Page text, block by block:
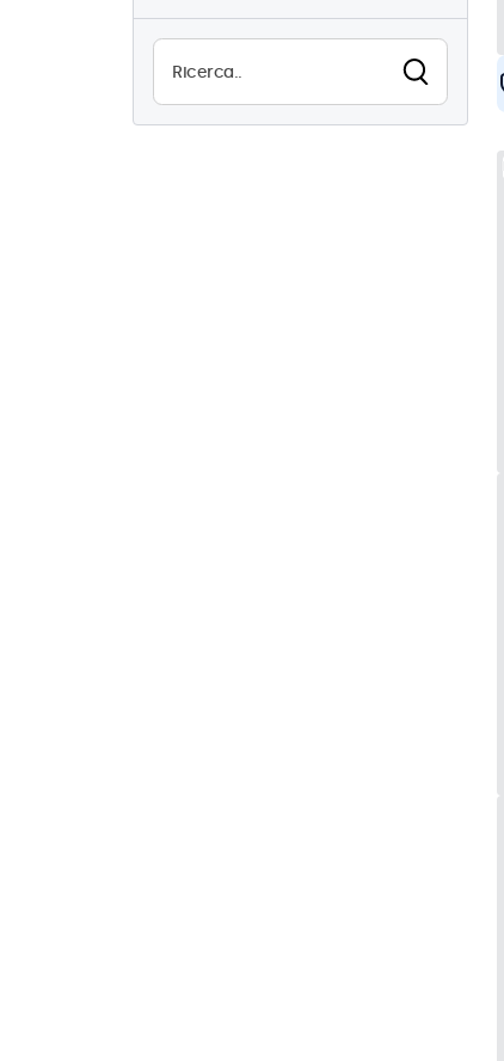
Alta luminosità
8
Leggibile alla luce del sole
8